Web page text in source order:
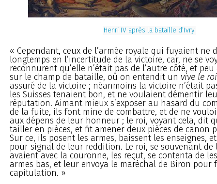
Henri IV après la bataille d’Ivry
« Cependant, ceux de l’armée royale qui fuyaient ne
longtemps en l’incertitude de la victoire, car, ne se
reconnurent qu’elle n’était pas de l’autre côté, et
sur le champ de bataille, où on entendit un vive le
assuré de la victoire ; néanmoins la victoire n’était
les Suisses tenaient bon, et ne voulaient démentir
réputation. Aimant mieux s’exposer au hasard du
de la fuite, ils font mine de combattre, et de ne
aux dépens de leur honneur ; le roi, voyant cela, dit
tailler en pièces, et fit amener deux pièces de canon
Sur ce, ils posent les armes, baissent les enseignes,
pour signal de leur reddition. Le roi, se souvenant de
avaient avec la couronne, les reçut, se contenta de
armes bas, et leur envoya le maréchal de Biron pour
capitulation. »